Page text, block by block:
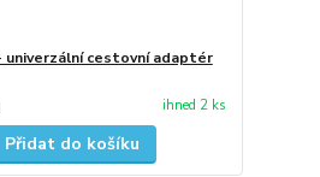
univerzální cestovní adaptér
ihned 2 ks
Přidat do košíku